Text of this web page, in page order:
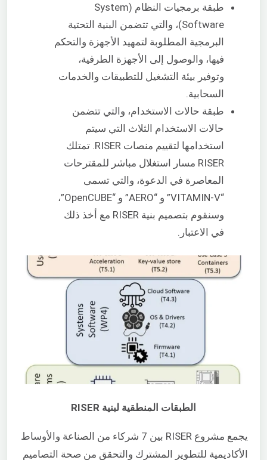
طبقة برمجيات النظام (System
Software)، والتي تتضمن البنية التحتية
البرمجية المطلوبة لتمهيد الأجهزة والتحكم
فيها، والوصول إلى الأجهزة الطرفية،
وتوفير بيئة التشغيل للتطبيقات والخدمات
السحابية.
طبقة حالات الاستخدام، والتي تتضمن
حالات الاستخدام الثلاث التي سيتم
استخدامها لتقييم منصات RISER. تمتلك
RISER مسار استغلال مباشر للمقترحات
المعاصرة في الدعوة، والتي تسمى
“VITAMIN-V” و “AERO” و “OpenCUBE”،
وسنقوم بتصميم بنية RISER مع أخذ ذلك
في الاعتبار.
الطبقات المنطقية لبنية RISER
يجمع مشروع RISER بين 7 شركاء من الصناعة والأوساط
الأكاديمية للتطوير المشترك والتحقق من صحة التصاميم